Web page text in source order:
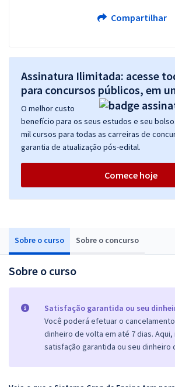
Sobre o curso Sobre o concurso
Sobre o curso
Satisfação garantida ou seu
Você poderá efetuar o
dinheiro de volta em até 7 dias. Aqui,
satisfação garantida ou seu dinheiro
Compartilhar
Assinatura Ilimitada: acesse
para concursos públicos, em
O melhor custo
benefício para os seus estudos e seu
mil cursos para todas as carreiras de
garantia de atualização pós-edital.
Comece hoje